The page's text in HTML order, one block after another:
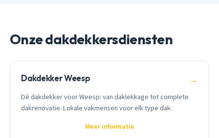
Onze dakdekkersdiensten
Dakdekker Weesp →
Dé dakdekker voor Weesp: van daklekkage tot complete
dakrenovatie. Lokale vakmensen voor elk type dak.
Meer informatie